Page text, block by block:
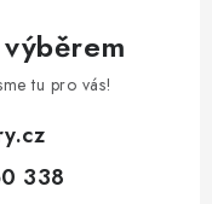
tu pro vás!
338